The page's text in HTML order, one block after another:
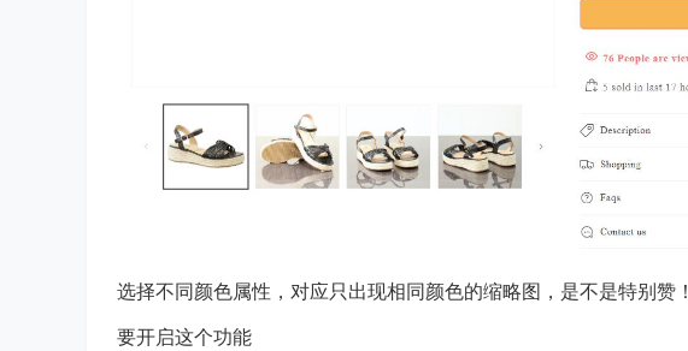
选择不同颜色属性，对应只出现相同颜色的缩略图，是不是特别赞！
要开启这个功能